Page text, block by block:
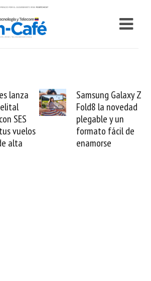
Z
un
de
Cashea levanta 100
millones de dólares
valida el crédito del
venezolano ante el
mundo